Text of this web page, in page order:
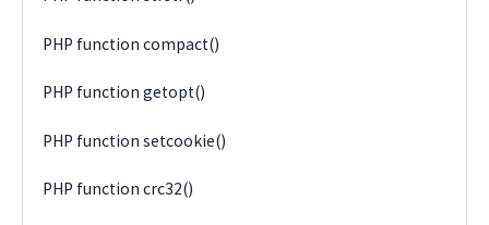
PHP function compact()
PHP function getopt()
PHP function setcookie()
PHP function crc32()